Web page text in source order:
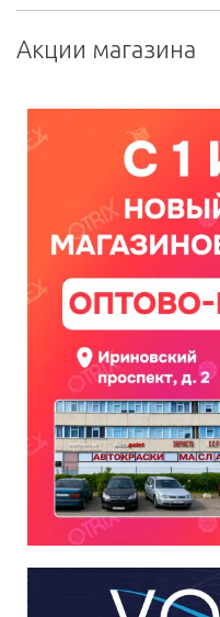
Акции магазина